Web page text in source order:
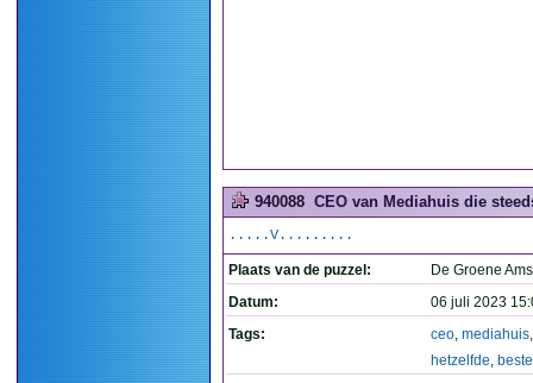
940088 CEO van Mediahuis die
.....V.........
Plaats van de puzzel:
De Groene
Datum:
06 juli 2023
Tags:
ceo, mediahuis
hetzelfde,